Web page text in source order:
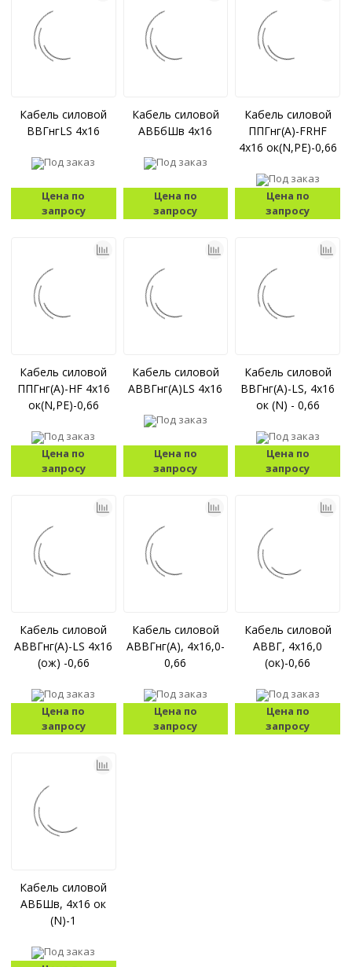
Кабель силовой
ВВГнгLS 4x16
Под заказ
Цена по
запросу
Кабель силовой
АВБбШв 4x16
Под заказ
Цена по
запросу
Кабель силовой
ППГнг(А)-FRHF
4x16 ок(N,PE)-0,66
Под заказ
Цена по
запросу
Кабель силовой
ППГнг(А)-HF 4x16
ок(N,PE)-0,66
Под заказ
Цена по
запросу
Кабель силовой
АВВГнг(А)LS 4x16
Под заказ
Цена по
запросу
Кабель силовой
ВВГнг(A)-LS, 4x16
ок (N) - 0,66
Под заказ
Цена по
запросу
Кабель силовой
АВВГнг(A)-LS 4x16
(ож) -0,66
Под заказ
Цена по
запросу
Кабель силовой
АВВГнг(A), 4x16,0-
0,66
Под заказ
Цена по
запросу
Кабель силовой
АВВГ, 4x16,0
(ок)-0,66
Под заказ
Цена по
запросу
Кабель силовой
АВБШв, 4x16 ок
(N)-1
Под заказ